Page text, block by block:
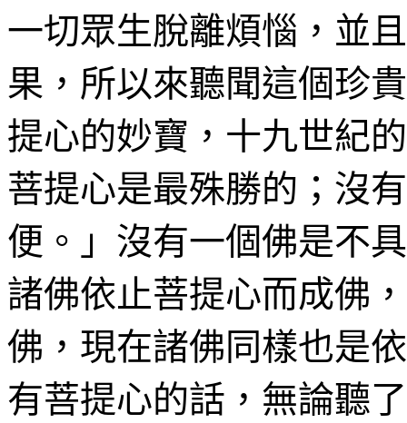
一切眾生脫離煩惱， 並
果 ，所以來聽聞這個珍
提心的妙寶 ，十九世紀
菩提心是最殊勝的；沒
便。」沒有一個佛是不
諸佛依 止菩提心而成佛
佛，現在諸佛同樣也是
有菩提心的話，無論聽